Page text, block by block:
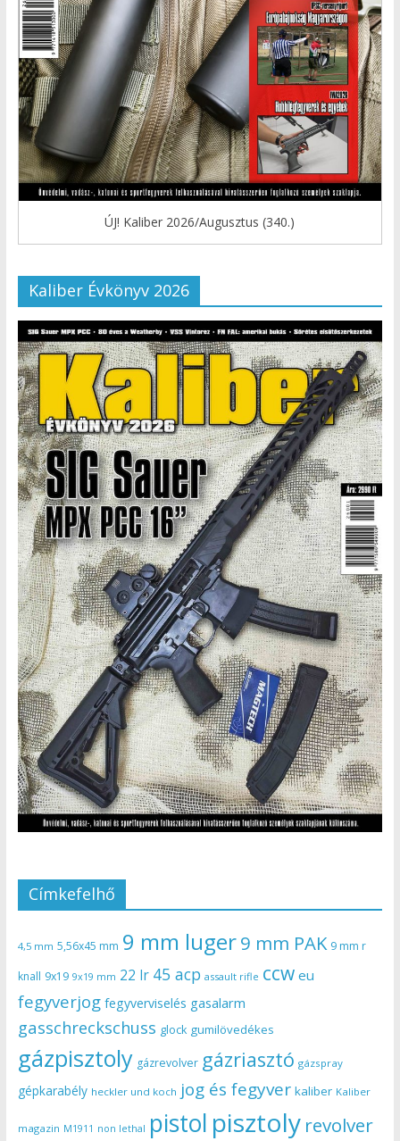
ÚJ! Kaliber 2026/Augusztus (340.)
Kaliber Évkönyv 2026
Címkefelhő
4,5 mm 5,56x45 mm 9 mm luger9 mm PAK 9 mm r
knall 9x19 9x19 mm 22 lr 45 acp assault rifle ccw eu
fegyverjog fegyverviselés gasalarm
gasschreckschuss glock gumilövedékes
gázpisztoly gázrevolver gázriasztó gázspray
gépkarabély heckler und koch jog és fegyver kaliber Kaliber
magazin M1911 non lethal pistol pisztoly revolver